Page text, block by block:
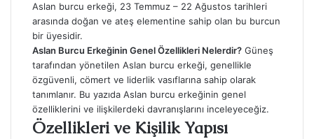
Aslan burcu erkeği, 23 Temmuz – 22 Ağustos tarihleri
arasında doğan ve ateş elementine sahip olan bu burcun
bir üyesidir.
Aslan Burcu Erkeğinin Genel Özellikleri Nelerdir? Güneş
tarafından yönetilen Aslan burcu erkeği, genellikle
özgüvenli, cömert ve liderlik vasıflarına sahip olarak
tanımlanır. Bu yazıda Aslan burcu erkeğinin genel
özelliklerini ve ilişkilerdeki davranışlarını inceleyeceğiz.
Özellikleri ve Kişilik Yapısı